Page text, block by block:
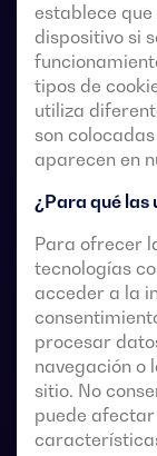
establece
dispositivo si
tipos de
utiliza
son
aparecen en
¿Para qué las
Para ofrecer
tecnologías
acceder a la
procesar
navegación o
sitio. No
puede
remoto de 4
Permiten la
trifásicas a
desde un
Están
alimentación
breve
durante la